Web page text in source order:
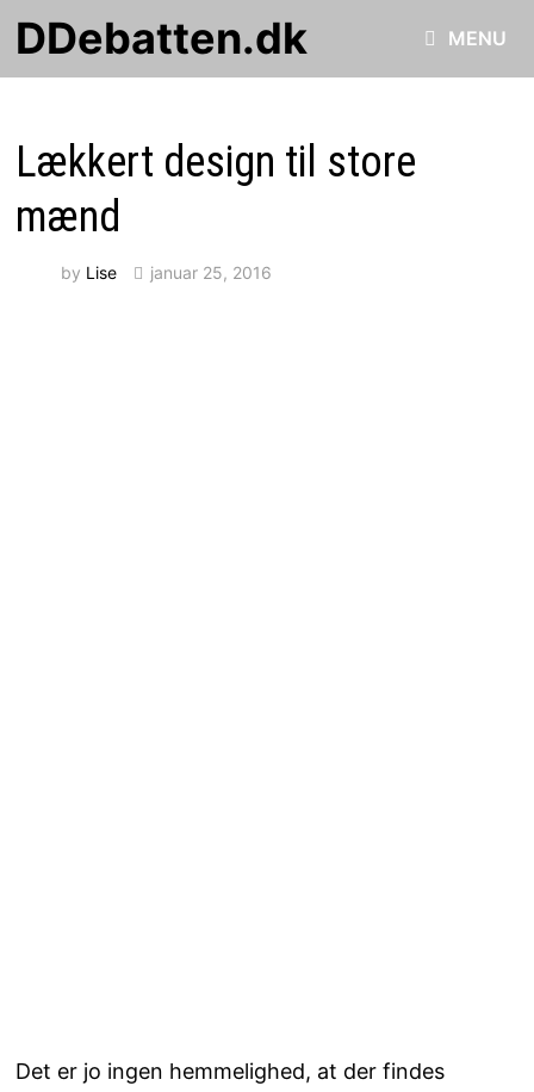
content
DDebatten.dk MENU
Lækkert design til store
mænd
by Lise januar 25, 2016
Det er jo ingen hemmelighed, at der findes